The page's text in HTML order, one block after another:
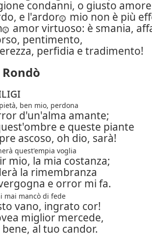
condanni, o giusto
e l'ardor
mio non è più
amor virtuoso: è smania,
pentimento,
perfidia e tradimento!
Rondò
ben mio, perdona
d'un'alma amante;
e queste piante
ascoso, oh dio, sarà!
quest'empia voglia
mio, la mia costanza;
la rimembranza
e orror mi fa.
mai mancò di fede
vano, ingrato cor!
miglior mercede,
al tuo candor.